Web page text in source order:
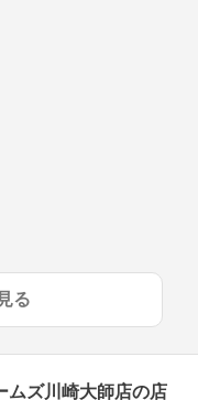
る
ムズ川崎大師店の店